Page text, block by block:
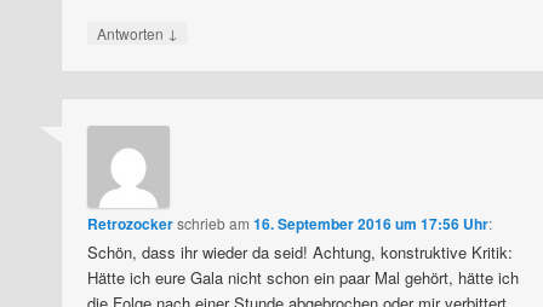
Antworten ↓
Retrozockerschriebam16. September 2016 um 17:56 Uhr:
Schön, dass ihr wieder da seid! Achtung, konstruktive Kritik:
Hätte ich eure Gala nicht schon ein paar Mal gehört, hätte ich
die Folge nach einer Stunde abgebrochen oder mir verbittert